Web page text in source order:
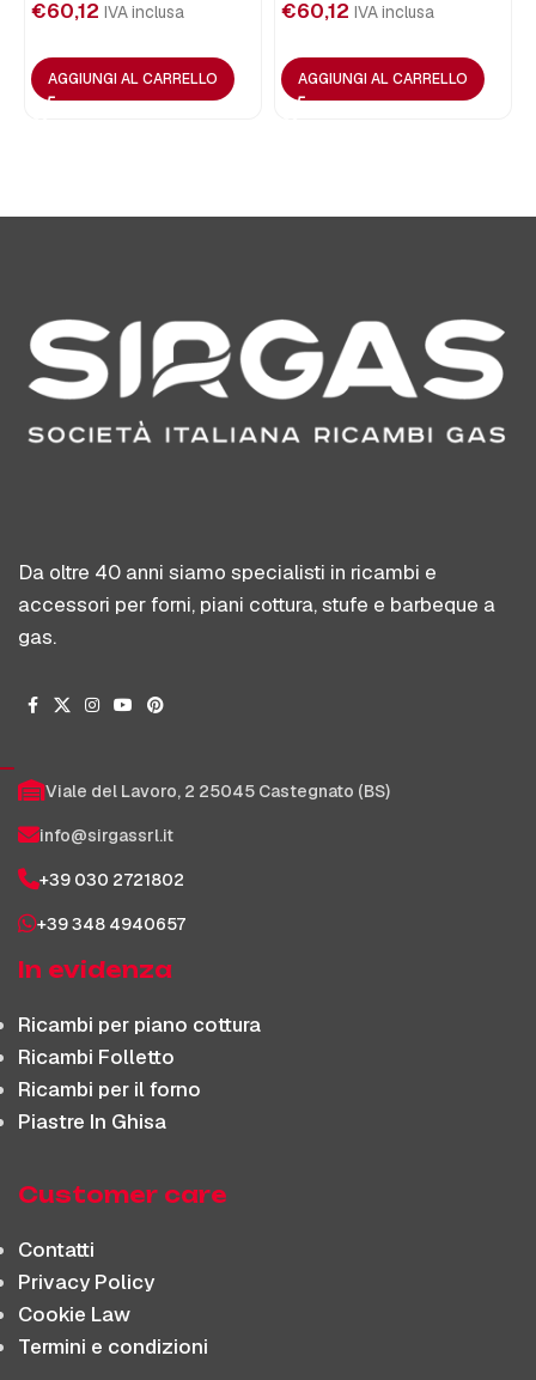
€60,12 IVA inclusa
AGGIUNGI AL CARRELLO
€60,12 IVA inclusa
AGGIUNGI AL CARRELLO
Da oltre 40 anni siamo specialisti in ricambi e
accessori per forni, piani cottura, stufe e barbeque a
gas.
Viale del Lavoro, 2 25045 Castegnato (BS)
info@sirgassrl.it
+39 030 2721802
+39 348 4940657
In evidenza
Ricambi per piano cottura
Ricambi Folletto
Ricambi per il forno
Piastre In Ghisa
Customer care
Contatti
Privacy Policy
Cookie Law
Termini e condizioni